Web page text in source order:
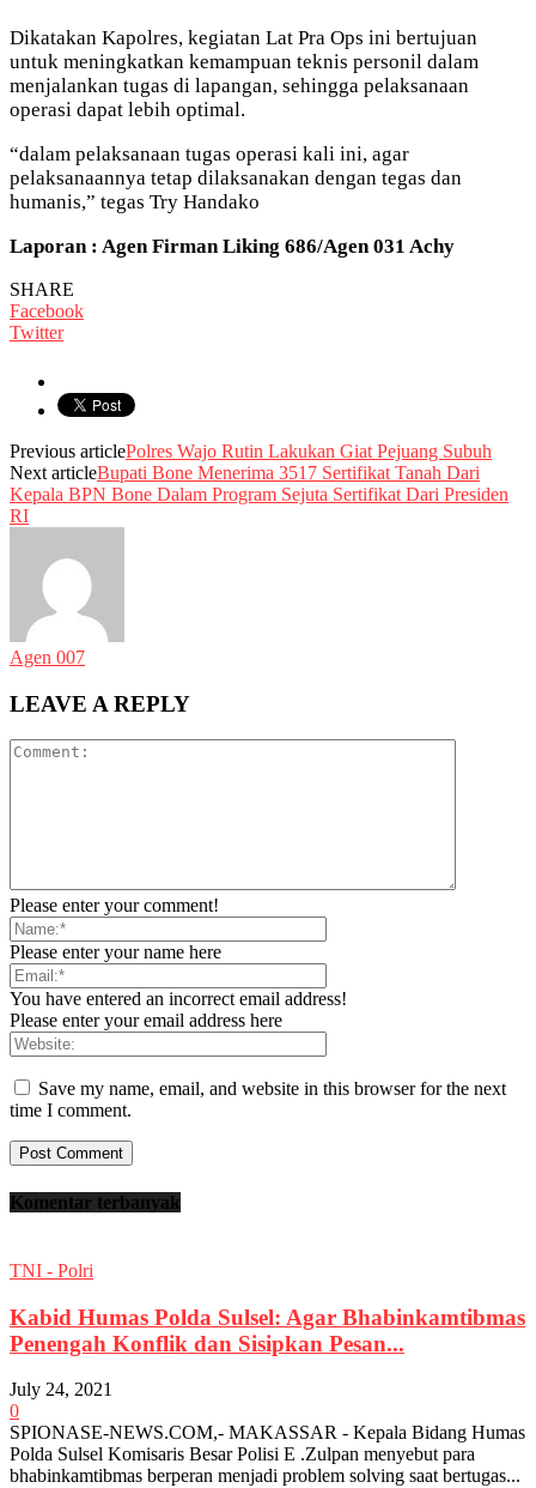
Dikatakan Kapolres, kegiatan Lat Pra Ops ini bertujuan
untuk meningkatkan kemampuan teknis personil dalam
menjalankan tugas di lapangan, sehingga pelaksanaan
operasi dapat lebih optimal.
“dalam pelaksanaan tugas operasi kali ini, agar
pelaksanaannya tetap dilaksanakan dengan tegas dan
humanis,” tegas Try Handako
Laporan : Agen Firman Liking 686/Agen 031 Achy
SHARE
Facebook
Twitter
Previous articlePolres Wajo Rutin Lakukan Giat Pejuang Subuh
Next articleBupati Bone Menerima 3517 Sertifikat Tanah Dari
Kepala BPN Bone Dalam Program Sejuta Sertifikat Dari Presiden
RI
Agen 007
LEAVE A REPLY
Please enter your comment!
Please enter your name here
You have entered an incorrect email address!
Please enter your email address here
Save my name, email, and website in this browser for the next
time I comment.
Komentar terbanyak
TNI - Polri
Kabid Humas Polda Sulsel: Agar Bhabinkamtibmas
Penengah Konflik dan Sisipkan Pesan...
July 24, 2021
0
SPIONASE-NEWS.COM,- MAKASSAR - Kepala Bidang Humas
Polda Sulsel Komisaris Besar Polisi E .Zulpan menyebut para
bhabinkamtibmas berperan menjadi problem solving saat bertugas...